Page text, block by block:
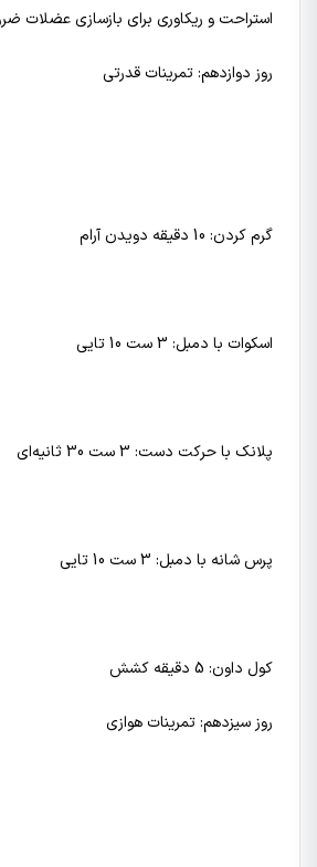
استراحت و ریکاوری برای بازسازی عضلات
روز دوازدهم: تمرینات قدرتی
گرم کردن: 10 دقیقه دویدن آرام
اسکوات با دمبل: 3 ست 10 تایی
پلانک با حرکت دست: 3 ست 30 ثانیه‌ای
پرس شانه با دمبل: 3 ست 10 تایی
کول داون: 5 دقیقه کشش
روز سیزدهم: تمرینات هوازی